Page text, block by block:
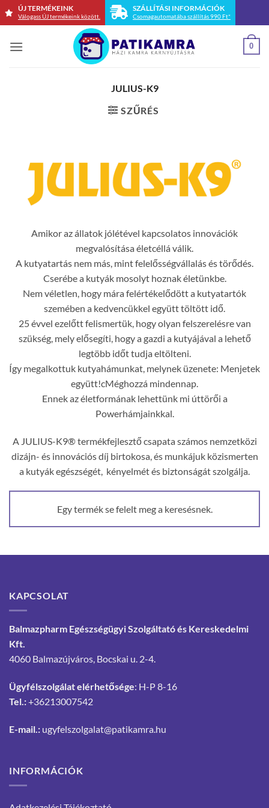
Skip
ÚJ TERMÉKEINK
Válogass ÚJ termékeink között.
SZÁLLÍTÁSI INFORMÁCIÓK
Csomagautomatába szállítás 990 Ft*
0
JULIUS-K9
SZŰRÉS
Amikor az állatok jólétével kapcsolatos innovációk
megvalósítása életcéllá válik.
A kutyatartás nem más, mint felelősségvállalás és törődés.
Cserébe a kutyák mosolyt hoznak életünkbe.
Nem véletlen, hogy mára felértékelődött a kutyatartók
szemében a kedvencükkel együtt töltött idő.
25 évvel ezelőtt felismertük, hogy olyan felszerelésre van
szükség, mely elősegíti, hogy a gazdi a kutyájával a lehető
legtöbb időt tudja eltölteni.
Így megalkottuk kutyahámunkat, melynek üzenete: Menjetek
együtt!cMéghozzá mindennap.
Ennek az életformának lehettünk mi úttörői a
Powerhámjainkkal.
A JULIUS-K9® termékfejlesztő csapata számos nemzetközi
dizájn- és innovációs díj birtokosa, és munkájuk közismerten
a kutyák egészségét, kényelmét és biztonságát szolgálja.
Egy termék se felelt meg a keresésnek.
KAPCSOLAT
Balmazpharm Egészségügyi Szolgáltató és Kereskedelmi
Kft.
4060 Balmazújváros, Bocskai u. 2-4.
Ügyfélszolgálat elérhetősége: H-P 8-16
Tel.:+36213007542
E-mail.: ugyfelszolgalat@patikamra.hu
INFORMÁCIÓK